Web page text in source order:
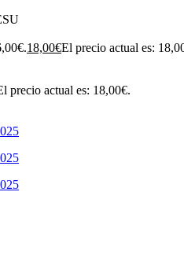
18,00€El precio actual es:
precio actual es: 18,00€.